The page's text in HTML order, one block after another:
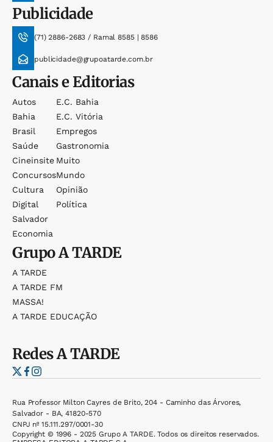
Publicidade
(71) 2886-2683 / Ramal 8585 | 8586
publicidade@grupoatarde.com.br
Canais e Editorias
Autos
Bahia
Brasil
Saúde
Cineinsite
Concursos
Cultura
Digital
Salvador
Economia
E.c. Bahia
E.c. Vitória
Empregos
Gastronomia
Muito
Mundo
Opinião
Política
GrupoA TARDE
A TARDE
A TARDE FM
MASSA!
A TARDE EDUCAÇÃO
RedesA TARDE
Rua Professor Milton Cayres de Brito, 204 - Caminho das Árvores,
Salvador - BA, 41820-570
CNPJ nº 15.111.297/0001-30
Copyright © 1996 - 2025 Grupo A TARDE. Todos os direitos reservados.